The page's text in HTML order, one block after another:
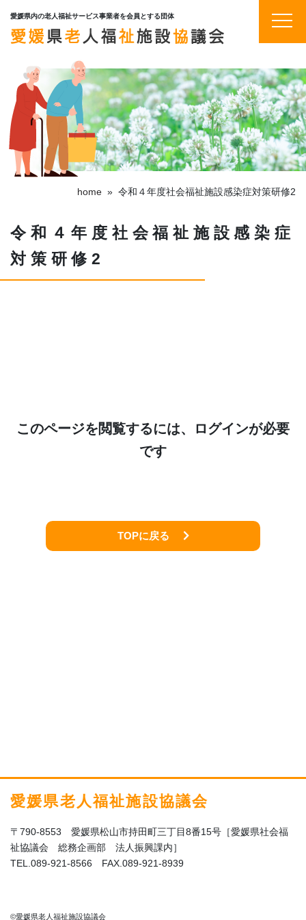
愛媛県内の老人福祉サービス事業者を会員とする団体
home » 令和４年度社会福祉施設感染症対策研修2
令和４年度社会福祉施設感染症
対策研修2
このページを閲覧するには、ログインが必要
です
TOPに戻る
愛媛県老人福祉施設協議会
〒790-8553 愛媛県松山市持田町三丁目8番15号［愛媛県社会福
祉協議会 総務企画部 法人振興課内］
TEL.089-921-8566 FAX.089-921-8939
©愛媛県老人福祉施設協議会